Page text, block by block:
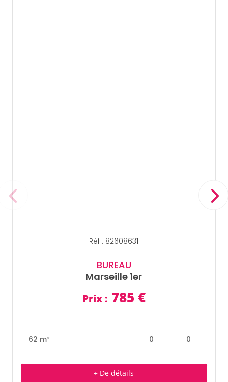
Réf : 82608631
BUREAU
Marseille 1er
Prix : 785 €
62 m² 0 0
+ De détails